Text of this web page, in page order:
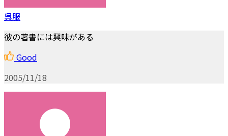
呉服
彼の著書には興味がある
Good
2005/11/18